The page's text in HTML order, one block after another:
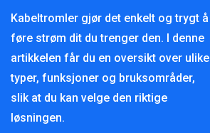
Kabeltromler gjør det enkelt og trygt å
føre strøm dit du trenger den. I denne
artikkelen får du en oversikt over ulike
typer, funksjoner og bruksområder,
slik at du kan velge den riktige
løsningen.